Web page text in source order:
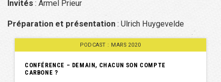
Invités : Armel Prieur
Préparation et présentation : Ulrich Huygevelde
PODCAST : MARS 2020
CONFÉRENCE – DEMAIN, CHACUN SON COMPTE
CARBONE ?